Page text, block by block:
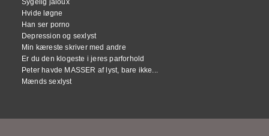
Sygelig jaloux
Hvide løgne
Han ser porno
Depression og sexlyst
Min kæreste skriver med andre
Er du den klogeste i jeres parforhold
Peter havde MASSER af lyst, bare ikke...
Mænds sexlyst